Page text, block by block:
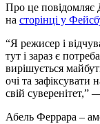
Про це повідомляє
на сторінці у
“Я режисер і
тут і зараз є
вирішується
очі та зафіксувати
свій
Абель Феррара –